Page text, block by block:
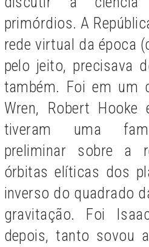
primórdios. A
rede virtual da época
pelo jeito, precisava
também. Foi em um
Wren, Robert Hooke
tiveram uma
preliminar sobre a
órbitas elíticas dos
inverso do quadrado
gravitação. Foi
depois, tanto sovou